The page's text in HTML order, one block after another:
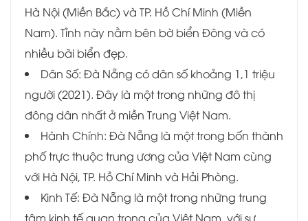
Hà Nội (Miền Bắc) và TP. Hồ Chí Minh (Miền
Nam). Tỉnh này nằm bên bờ biển Đông và có
nhiều bãi biển đẹp.
Dân Số: Đà Nẵng có dân số khoảng 1,1 triệu
người (2021). Đây là một trong những đô thị
đông dân nhất ở miền Trung Việt Nam.
Hành Chính: Đà Nẵng là một trong bốn thành
phố trực thuộc trung ương của Việt Nam cùng
với Hà Nội, TP. Hồ Chí Minh và Hải Phòng.
Kinh Tế: Đà Nẵng là một trong những trung
tâm kinh tế quan trọng của Việt Nam, với sự